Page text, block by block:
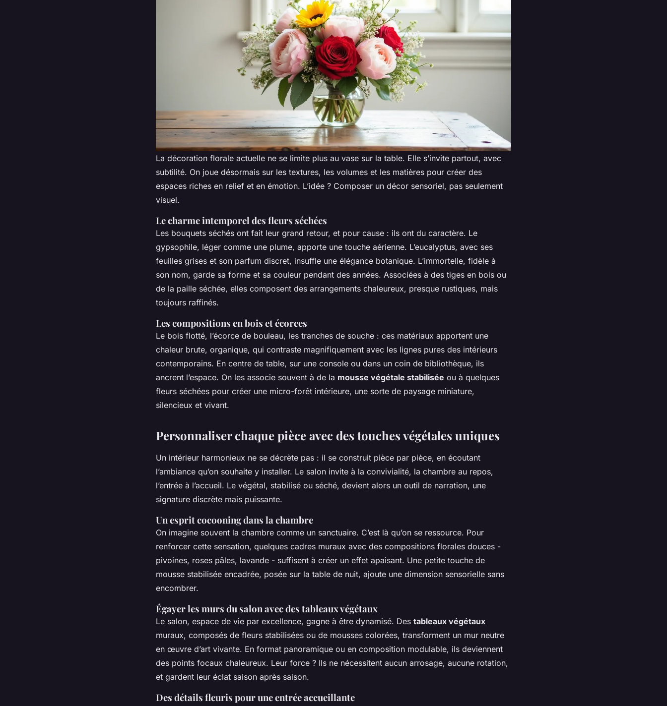
La décoration florale actuelle ne se limite plus au vase sur la table. Elle s’invite partout, avec
subtilité. On joue désormais sur les textures, les volumes et les matières pour créer des
espaces riches en relief et en émotion. L’idée ? Composer un décor sensoriel, pas seulement
visuel.
Le charme intemporel des fleurs séchées
Les bouquets séchés ont fait leur grand retour, et pour cause : ils ont du caractère. Le
gypsophile, léger comme une plume, apporte une touche aérienne. L’eucalyptus, avec ses
feuilles grises et son parfum discret, insuffle une élégance botanique. L’immortelle, fidèle à
son nom, garde sa forme et sa couleur pendant des années. Associées à des tiges en bois ou
de la paille séchée, elles composent des arrangements chaleureux, presque rustiques, mais
toujours raffinés.
Les compositions en bois et écorces
Le bois flotté, l’écorce de bouleau, les tranches de souche : ces matériaux apportent une
chaleur brute, organique, qui contraste magnifiquement avec les lignes pures des intérieurs
contemporains. En centre de table, sur une console ou dans un coin de bibliothèque, ils
ancrent l’espace. On les associe souvent à de la mousse végétale stabilisée ou à quelques
fleurs séchées pour créer une micro-forêt intérieure, une sorte de paysage miniature,
silencieux et vivant.
Personnaliser chaque pièce avec des touches végétales uniques
Un intérieur harmonieux ne se décrète pas : il se construit pièce par pièce, en écoutant
l’ambiance qu’on souhaite y installer. Le salon invite à la convivialité, la chambre au repos,
l’entrée à l’accueil. Le végétal, stabilisé ou séché, devient alors un outil de narration, une
signature discrète mais puissante.
Un esprit cocooning dans la chambre
On imagine souvent la chambre comme un sanctuaire. C’est là qu’on se ressource. Pour
renforcer cette sensation, quelques cadres muraux avec des compositions florales douces -
pivoines, roses pâles, lavande - suffisent à créer un effet apaisant. Une petite touche de
mousse stabilisée encadrée, posée sur la table de nuit, ajoute une dimension sensorielle sans
encombrer.
Égayer les murs du salon avec des tableaux végétaux
Le salon, espace de vie par excellence, gagne à être dynamisé. Des tableaux végétaux
muraux, composés de fleurs stabilisées ou de mousses colorées, transforment un mur neutre
en œuvre d’art vivante. En format panoramique ou en composition modulable, ils deviennent
des points focaux chaleureux. Leur force ? Ils ne nécessitent aucun arrosage, aucune rotation,
et gardent leur éclat saison après saison.
Des détails fleuris pour une entrée accueillante